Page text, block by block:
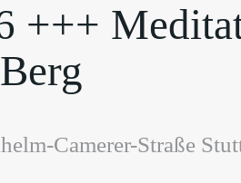
+++
Camerer-Straße